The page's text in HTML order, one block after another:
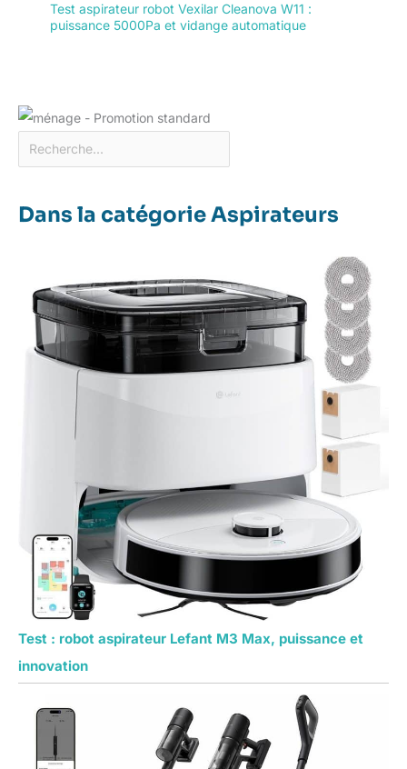
Test aspirateur robot Vexilar Cleanova W11 :
puissance 5000Pa et vidange automatique
Dans la catégorie Aspirateurs
Test : robot aspirateur Lefant M3 Max, puissance et
innovation